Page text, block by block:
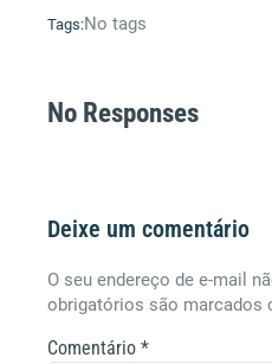
Tags:No tags
No Responses
Deixe um comentário
O seu endereço de e-mail
obrigatórios são marcados
Comentário *